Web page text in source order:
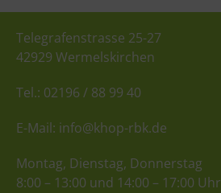
Telegrafenstrasse 25-27
42929 Wermelskirchen
Tel.: 02196 / 88 99 40
E-Mail: info@khop-rbk.de
Montag, Dienstag, Donnerstag
8:00 – 13:00 und 14:00 – 17:00 Uhr